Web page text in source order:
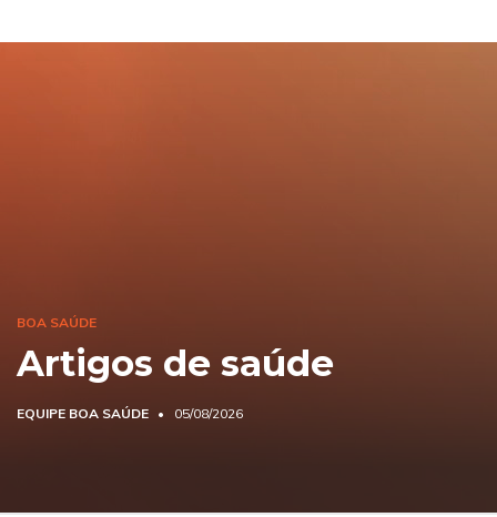
BOA SAÚDE
Artigos de saúde
EQUIPE BOA SAÚDE 05/08/2026